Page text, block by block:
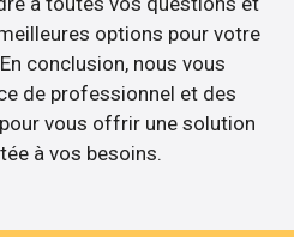
options pour votre
conclusion, nous vous
de professionnel et des
vous offrir une solution
à vos besoins.